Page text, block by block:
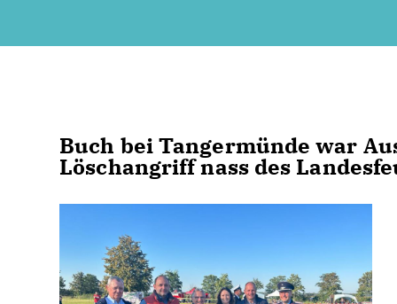
Buch bei Tangermünde war
Löschangriff nass des